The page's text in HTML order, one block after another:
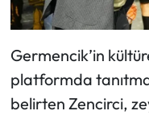
Germencik’in
platformda
belirten Zencirci,